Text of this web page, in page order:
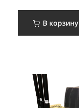
В корзину